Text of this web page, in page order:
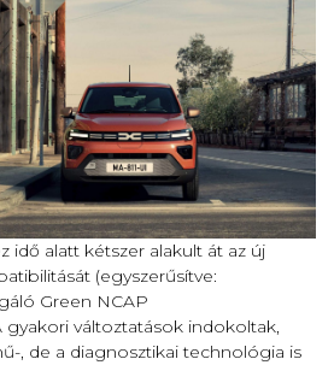
idő alatt kétszer alakult át az új
(egyszerűsítve:
Green NCAP
változtatások indokoltak,
, de a diagnosztikai technológia is